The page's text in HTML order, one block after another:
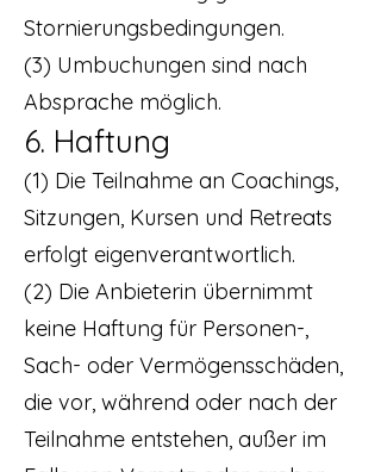
Stornierungsbedingungen.
(3) Umbuchungen sind nach
Absprache möglich.
6. Haftung
(1) Die Teilnahme an Coachings,
Sitzungen, Kursen und Retreats
erfolgt eigenverantwortlich.
(2) Die Anbieterin übernimmt
keine Haftung für Personen-,
Sach- oder Vermögensschäden,
die vor, während oder nach der
Teilnahme entstehen, außer im